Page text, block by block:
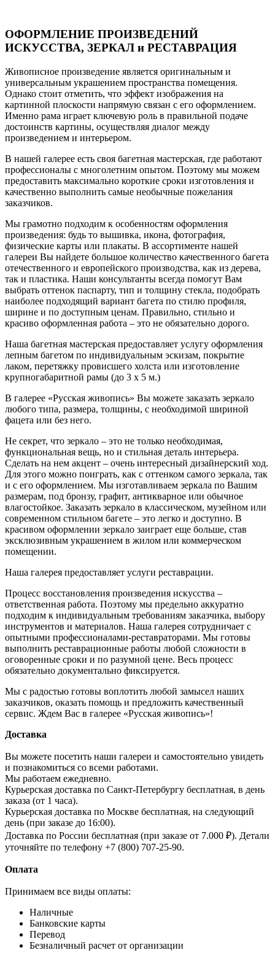
ОФОРМЛЕНИЕ ПРОИЗВЕДЕНИЙ
ИСКУССТВА, ЗЕРКАЛ и РЕСТАВРАЦИЯ
Живописное произведение является оригинальным и
универсальным украшением пространства помещения.
Однако стоит отметить, что эффект изображения на
картинной плоскости напрямую связан с его оформлением.
Именно рама играет ключевую роль в правильной подаче
достоинств картины, осуществляя диалог между
произведением и интерьером.
В нашей галерее есть своя багетная мастерская, где работают
профессионалы с многолетним опытом. Поэтому мы можем
предоставить максимально короткие сроки изготовления и
качественно выполнить самые необычные пожелания
заказчиков.
Мы грамотно подходим к особенностям оформления
произведения: будь то вышивка, икона, фотография,
физические карты или плакаты. В ассортименте нашей
галереи Вы найдете большое количество качественного багета
отечественного и европейского производства, как из дерева,
так и пластика. Наши консультанты всегда помогут Вам
выбрать оттенок паспарту, тип и толщину стекла, подобрать
наиболее подходящий вариант багета по стилю профиля,
ширине и по доступным ценам. Правильно, стильно и
красиво оформленная работа – это не обязательно дорого.
Наша багетная мастерская предоставляет услугу оформления
лепным багетом по индивидуальным эскизам, покрытие
лаком, перетяжку провисшего холста или изготовление
крупногабаритной рамы (до 3 х 5 м.)
В галерее «Русская живопись» Вы можете заказать зеркало
любого типа, размера, толщины, с необходимой шириной
фацета или без него.
Не секрет, что зеркало – это не только необходимая,
функциональная вещь, но и стильная деталь интерьера.
Сделать на нем акцент – очень интересный дизайнерский ход.
Для этого можно поиграть, как с оттенком самого зеркала, так
и с его оформлением. Мы изготавливаем зеркала по Вашим
размерам, под бронзу, графит, антикварное или обычное
влагостойкое. Заказать зеркало в классическом, музейном или
современном стильном багете – это легко и доступно. В
красивом оформлении зеркало заиграет еще больше, став
эксклюзивным украшением в жилом или коммерческом
помещении.
Наша галерея предоставляет услуги реставрации.
Процесс восстановления произведения искусства –
ответственная работа. Поэтому мы предельно аккуратно
подходим к индивидуальным требованиям заказчика, выбору
инструментов и материалов. Наша галерея сотрудничает с
опытными профессионалами-реставраторами. Мы готовы
выполнить реставрационные работы любой сложности в
оговоренные сроки и по разумной цене. Весь процесс
обязательно документально фиксируется.
Мы с радостью готовы воплотить любой замысел наших
заказчиков, оказать помощь и предложить качественный
сервис. Ждем Вас в галерее «Русская живопись»!
Доставка
Вы можете посетить наши галереи и самостоятельно увидеть
и познакомиться со всеми работами.
Мы работаем ежедневно.
Курьерская доставка по Санкт-Петербургу бесплатная, в день
заказа (от 1 часа).
Курьерская доставка по Москве бесплатная, на следующий
день (при заказе до 16:00).
Доставка по России бесплатная (при заказе от 7.000 ₽). Детали
уточняйте по телефону +7 (800) 707-25-90.
Оплата
Принимаем все виды оплаты:
Наличные
Банковские карты
Перевод
Безналичный расчет от организации